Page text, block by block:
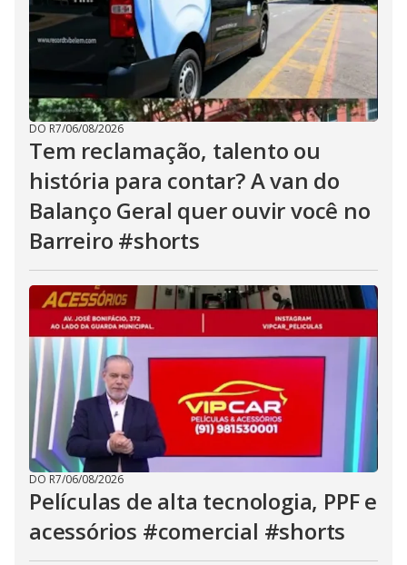
DO R7/06/08/2026
Tem reclamação, talento ou
história para contar? A van do
Balanço Geral quer ouvir você no
Barreiro #shorts
DO R7/06/08/2026
Películas de alta tecnologia, PPF e
acessórios #comercial #shorts